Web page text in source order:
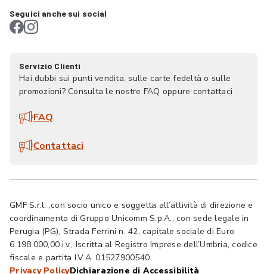
Seguici anche sui social
Servizio Clienti
Hai dubbi sui punti vendita, sulle carte fedeltà o sulle
promozioni? Consulta le nostre FAQ oppure contattaci
FAQ
Contattaci
GMF S.r.l. ,con socio unico e soggetta all’attività di direzione e
coordinamento di Gruppo Unicomm S.p.A., con sede legale in
Perugia (PG), Strada Ferrini n. 42, capitale sociale di Euro
6.198.000,00 i.v., Iscritta al Registro Imprese dell’Umbria, codice
fiscale e partita I.V.A. 01527900540.
Privacy PolicyDichiarazione di Accessibilità